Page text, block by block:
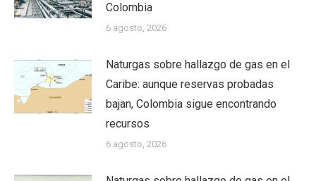
Colombia
6 agosto, 2026
Naturgas sobre hallazgo de gas en el
Caribe: aunque reservas probadas
bajan, Colombia sigue encontrando
recursos
6 agosto, 2026